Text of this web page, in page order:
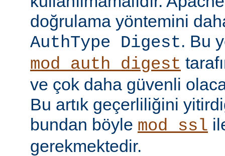
doğrulama yöntemini
AuthType Digest. Bu
mod_auth_digest
ve çok daha güvenli
Bu artık geçerliliğini
bundan böyle mod_ssl
gerekmektedir.